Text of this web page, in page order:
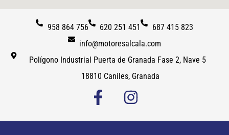
958 864 756 620 251 451
687 415 823
info@motoresalcala.com
Polígono Industrial Puerta de Granada Fase 2, Nave 5
18810 Caniles, Granada